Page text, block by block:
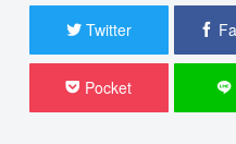
Twitter
Pocket